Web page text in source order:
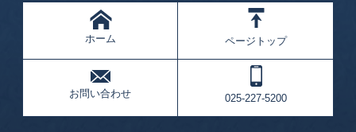
ホーム ページトップ
お問い合わせ 025-227-5200